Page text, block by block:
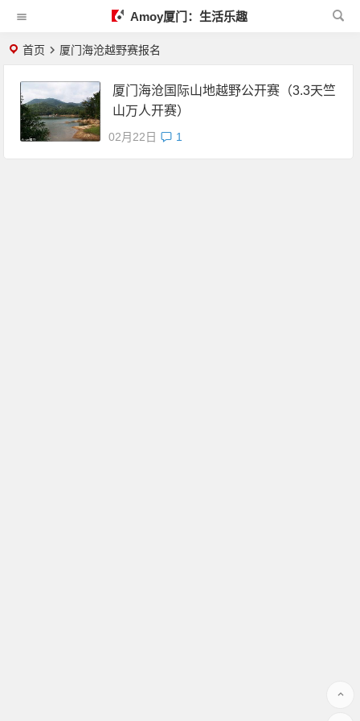
Amoy厦门：生活乐趣
首页 厦门海沧越野赛报名
厦门海沧国际山地越野公开赛（3.3天竺
山万人开赛）
02月22日 1